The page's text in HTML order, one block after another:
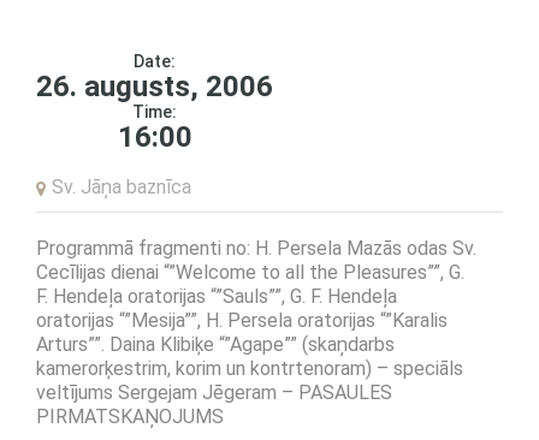
Date:
26. augusts, 2006
Time:
16:00
Sv. Jāņa baznīca
Programmā fragmenti no: H. Persela Mazās odas Sv.
Cecīlijas dienai “”Welcome to all the Pleasures””, G.
F. Hendeļa oratorijas “”Sauls””, G. F. Hendeļa
oratorijas “”Mesija””, H. Persela oratorijas “”Karalis
Arturs””. Daina Klibiķe “”Agape”” (skaņdarbs
kamerorķestrim, korim un kontrtenoram) – speciāls
veltījums Sergejam Jēgeram – PASAULES
PIRMATSKAŅOJUMS